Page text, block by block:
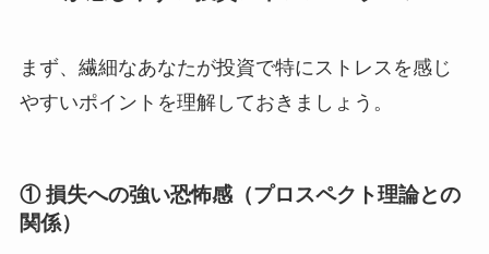
まず、繊細なあなたが投資で特にストレスを感じ
やすいポイントを理解しておきましょう。
① 損失への強い恐怖感（プロスペクト理論との
関係）